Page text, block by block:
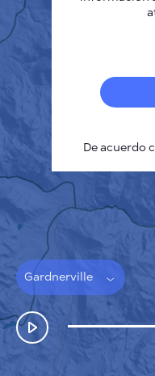
Gardnerville
GUÍA
API
De acuerdo